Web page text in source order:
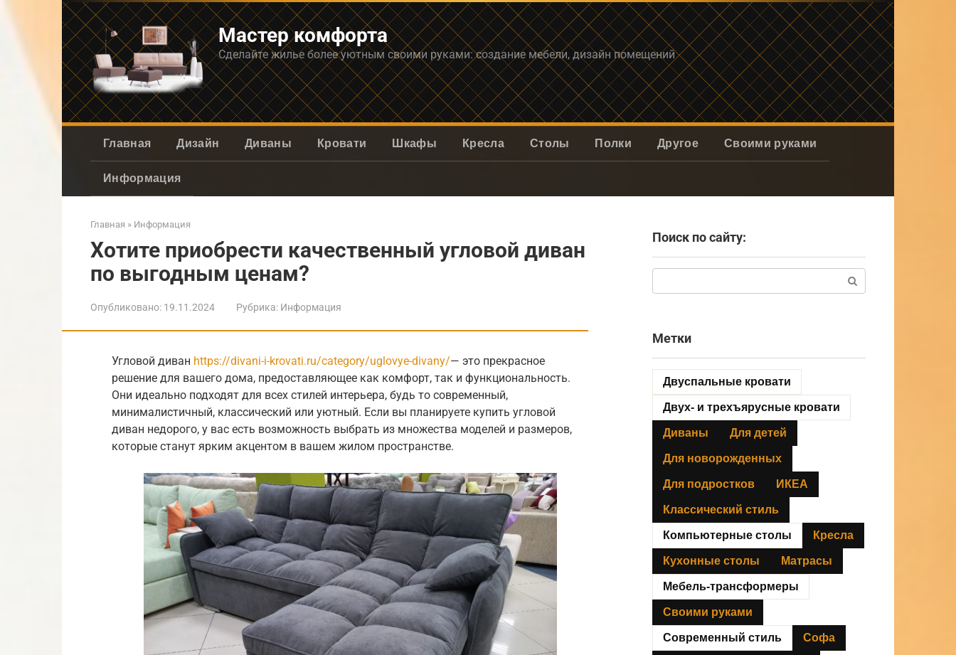
Мастер комфорта
Сделайте жилье более уютным своими руками: создание мебели, дизайн помещений
Главная Дизайн Диваны Кровати Шкафы Кресла Столы Полки Другое Своими руками
Информация
Главная » Информация
Хотите приобрести качественный угловой диван
по выгодным ценам?
Опубликовано: 19.11.2024 Рубрика: Информация
Угловой диван https://divani-i-krovati.ru/category/uglovye-divany/— это прекрасное
решение для вашего дома, предоставляющее как комфорт, так и функциональность.
Они идеально подходят для всех стилей интерьера, будь то современный,
минималистичный, классический или уютный. Если вы планируете купить угловой
диван недорого, у вас есть возможность выбрать из множества моделей и размеров,
которые станут ярким акцентом в вашем жилом пространстве.
Поиск по сайту:
Метки
Двуспальные кровати
Двух- и трехъярусные кровати
Диваны Для детей
Для новорожденных
Для подростков ИКЕА
Классический стиль
Компьютерные столы Кресла
Кухонные столы Матрасы
Мебель-трансформеры
Своими руками
Современный стиль Софа